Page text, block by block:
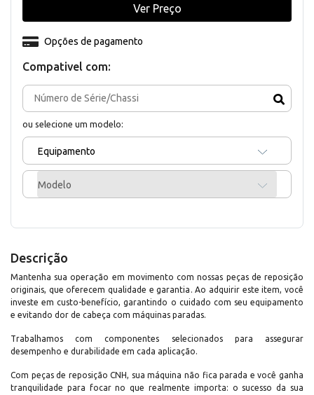
Compativel com:
ou selecione um modelo:
Equipamento
Modelo
Opções de pagamento
Ver Preço
Descrição
Mantenha sua operação em movimento com nossas peças de reposição
originais, que oferecem qualidade e garantia. Ao adquirir este item, você
investe em custo-benefício, garantindo o cuidado com seu equipamento
e evitando dor de cabeça com máquinas paradas.
Trabalhamos com componentes selecionados para assegurar
desempenho e durabilidade em cada aplicação.
Com peças de reposição CNH, sua máquina não fica parada e você ganha
tranquilidade para focar no que realmente importa: o sucesso da sua